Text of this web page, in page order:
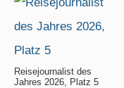
Reisejournalist des
Jahres 2026, Platz 5